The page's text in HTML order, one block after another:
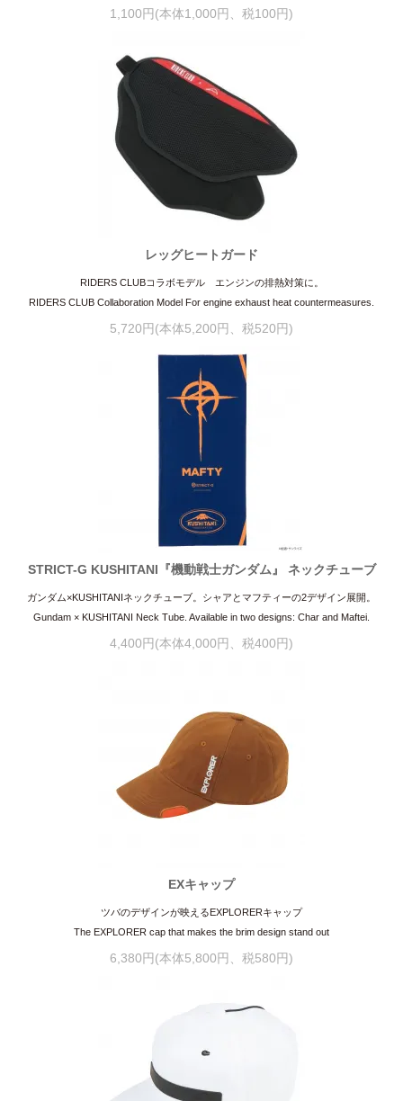
1,100円(本体1,000円、税100円)
レッグヒートガード
RIDERS CLUBコラボモデル エンジンの排熱対策に。
RIDERS CLUB Collaboration Model For engine exhaust heat countermeasures.
5,720円(本体5,200円、税520円)
STRICT-G KUSHITANI『機動戦士ガンダム』 ネックチューブ
ガンダム×KUSHITANIネックチューブ。シャアとマフティーの2デザイン展開。
Gundam × KUSHITANI Neck Tube. Available in two designs: Char and Maftei.
4,400円(本体4,000円、税400円)
EXキャップ
ツバのデザインが映えるEXPLORERキャップ
The EXPLORER cap that makes the brim design stand out
6,380円(本体5,800円、税580円)